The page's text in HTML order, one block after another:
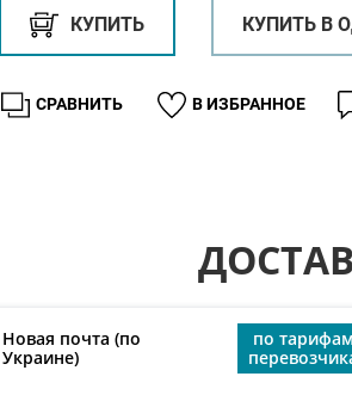
КУПИТЬ КУПИТЬ В
В ИЗБРАННОЕ
СРАВНИТЬ
Новая почта (по
Украине)
по тарифам